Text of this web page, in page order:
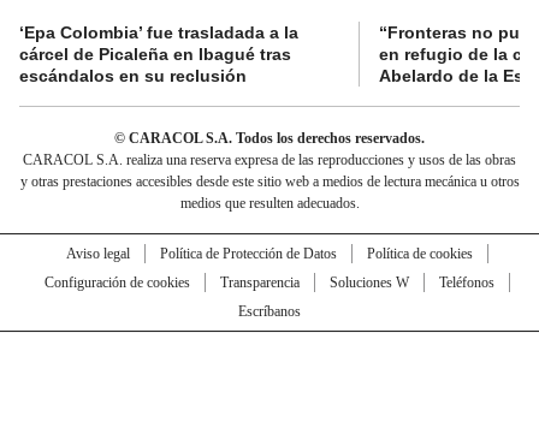
‘Epa Colombia’ fue trasladada a la
cárcel de Picaleña en Ibagué tras
escándalos en su reclusión
“Fronteras no
en refugio de la
Abelardo de la
© CARACOL S.A. Todos los derechos reservados.
CARACOL S.A. realiza una reserva expresa de las reproducciones y usos de las obras
y otras prestaciones accesibles desde este sitio web a medios de lectura mecánica u otros
medios que resulten adecuados.
Aviso legal Política de Protección de Datos
Política de cookies
Configuración de cookies
Transparencia Soluciones W
Teléfonos
Escríbanos